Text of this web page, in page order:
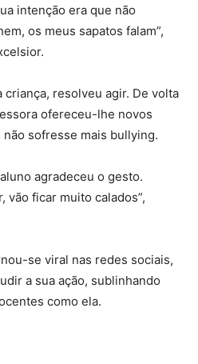
intenção era que não
os meus sapatos falam”,
resolveu agir. De volta
ofereceu-lhe novos
sofresse mais bullying.
agradeceu o gesto.
vão ficar muito calados”,
se viral nas redes sociais,
a sua ação, sublinhando
como ela.